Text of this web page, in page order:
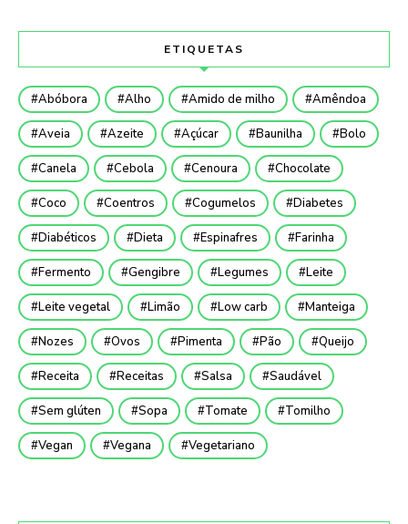
ETIQUETAS
Abóbora Alho Amido de milho Amêndoa
Aveia Azeite Açúcar Baunilha Bolo
Canela Cebola Cenoura Chocolate
Coco Coentros Cogumelos Diabetes
Diabéticos Dieta Espinafres Farinha
Fermento Gengibre Legumes Leite
Leite vegetal Limão Low carb Manteiga
Nozes Ovos Pimenta Pão Queijo
Receita Receitas Salsa Saudável
Sem glúten Sopa Tomate Tomilho
Vegan Vegana Vegetariano